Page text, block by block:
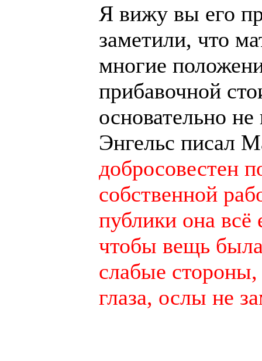
Я вижу вы его
заметили, что
многие
прибавочной
основательно
Энгельс писал
добросовестен
собственной
публики она
чтобы вещь
слабые
глаза, ослы не